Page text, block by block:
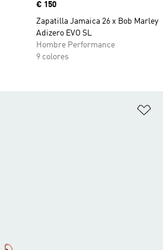
Precio
€ 150
Zapatilla Jamaica 26 x Bob Marley
Adizero EVO SL
Hombre Performance
9 colores